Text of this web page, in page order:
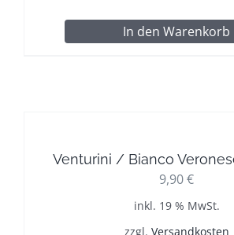
In den Warenkorb
Venturini / Bianco
9,90€
inkl. 19 % MwSt.
zzgl. Versandkosten